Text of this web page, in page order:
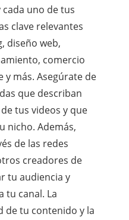
uno de tus
clave relevantes
diseño web,
comercio
más. Asegúrate de
que describan
tus videos y que
nicho. Además,
de las redes
creadores de
tu audiencia y
tu canal. La
de tu contenido y la